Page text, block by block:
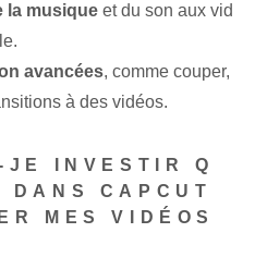
la musique et du son aux vid
avancées, comme couper,
à des vidéos.
JE INVESTIR Q
DANS CAPCUT
MES VIDÉOS